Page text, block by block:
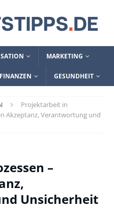
MARKETING
FINANZEN GESUNDHEIT
Projektarbeit in
Akzeptanz, Verantwortung und
–
Unsicherheit